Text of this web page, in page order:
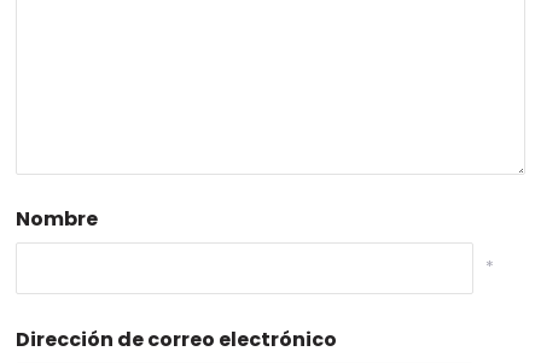
Nombre
*
Dirección de correo electrónico